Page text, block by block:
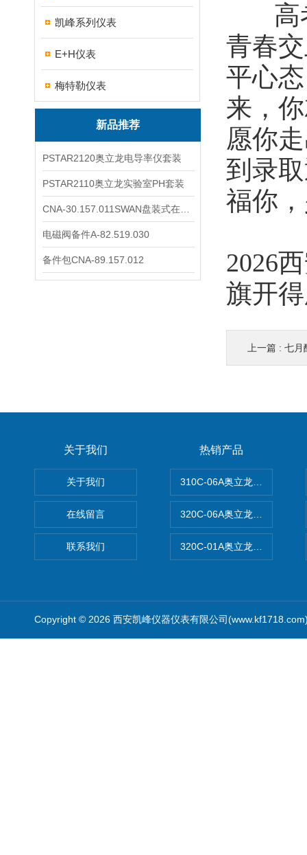
凯峰系列仪表
E+H仪表
梅特勒仪表
新品推荐
PSTAR2120奥立龙电导率仪套装
PSTAR2110奥立龙实验室PH套装
电磁阀备件A-82.519.030
备件包CNA-89.157.012
高考
青春
平心
来，
愿你
到录
福你
2026
旗开
上一篇 : 七月
关于我们
关于我们
在线留言
联系我们
热销产品
310C-06A奥立龙实验室台式
320C-06A奥立龙实验室便携
320C-01A奥立龙实验室便携
Copyright © 2026 西安凯峰仪器仪表有限公司